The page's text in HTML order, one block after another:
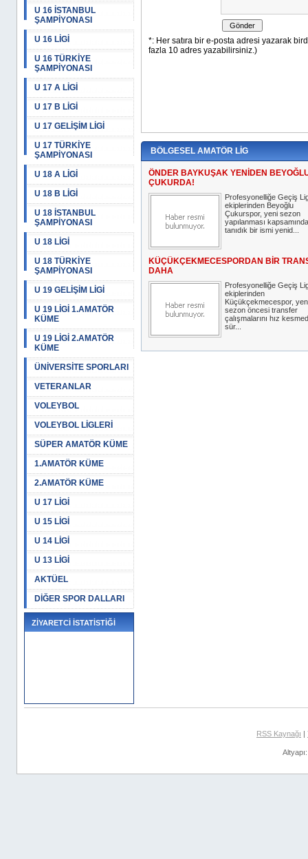
U 16 İSTANBUL
ŞAMPİYONASI
U 16 LİGİ
U 16 TÜRKİYE
ŞAMPİYONASI
U 17 A LİGİ
U 17 B LİGİ
U 17 GELİŞİM LİGİ
U 17 TÜRKİYE
ŞAMPİYONASI
U 18 A LİGİ
U 18 B LİGİ
U 18 İSTANBUL
ŞAMPİYONASI
U 18 LİGİ
U 18 TÜRKİYE
ŞAMPİYONASI
U 19 GELİŞİM LİGİ
U 19 LİGİ 1.AMATÖR
KÜME
U 19 LİGİ 2.AMATÖR
KÜME
ÜNİVERSİTE SPORLARI
VETERANLAR
VOLEYBOL
VOLEYBOL LİGLERİ
SÜPER AMATÖR KÜME
1.AMATÖR KÜME
2.AMATÖR KÜME
U 17 LİGİ
U 15 LİGİ
U 14 LİGİ
U 13 LİGİ
AKTÜEL
DİĞER SPOR DALLARI
ZİYARETCİ İSTATİSTİĞİ
BÖLGESEL AMATÖR LİG
ÖNDER BAYKUŞAK YENİDEN
ÇUKURDA!
Profesyonelliğe Geçiş
ekiplerinden Beyoğlu
Çukurspor, yeni sezon
yapılanması kapsamında
tanıdık bir ismi yenid...
KÜÇÜKÇEKMECESPORDAN BİR
DAHA
Profesyonelliğe Geçiş
ekiplerinden
Küçükçekmecespor,
sezon öncesi transfer
çalışmalarını hız
sür...
RSS Kaynağı |